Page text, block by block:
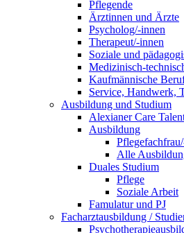
Pflegende
Ärztinnen und Ärzte
Psycholog/-innen
Therapeut/-innen
Soziale und
Medizinisch-
Kaufmännische
Service, Handwerk,
Ausbildung und Studium
Alexianer Care
Ausbildung
Alle
Duales Studium
Pflege
Soziale Arbeit
Famulatur und PJ
Facharztausbildung /